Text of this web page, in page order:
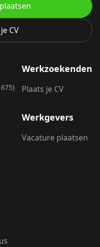
CV
Werkzoekenden
Plaats je CV
Werkgevers
Vacature plaatsen